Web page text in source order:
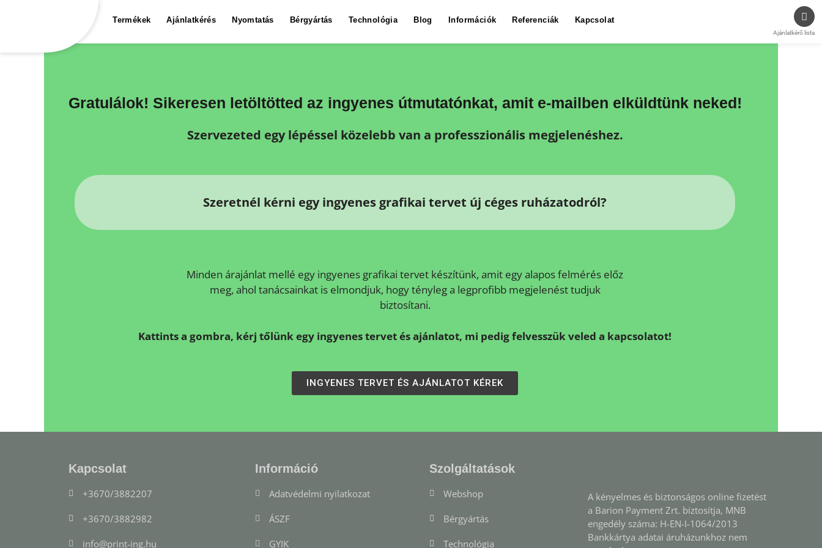
Termékek Ajánlatkérés Nyomtatás Bérgyártás Technológia Blog Információk Referenciák Kapcsolat
Ajánlatkérő lista
Gratulálok! Sikeresen letöltötted az ingyenes útmutatónkat, amit e-mailben elküldtünk neked!
Szervezeted egy lépéssel közelebb van a professzionális megjelenéshez.
Szeretnél kérni egy ingyenes grafikai tervet új céges ruházatodról?
Minden árajánlat mellé egy ingyenes grafikai tervet készítünk, amit egy alapos felmérés előz
meg, ahol tanácsainkat is elmondjuk, hogy tényleg a legprofibb megjelenést tudjuk
biztosítani.
Kattints a gombra, kérj tőlünk egy ingyenes tervet és ajánlatot, mi pedig felvesszük veled a kapcsolatot!
INGYENES TERVET ÉS AJÁNLATOT KÉREK
Kapcsolat
+3670/3882207
+3670/3882982
info@print-ing.hu
Információ
Adatvédelmi nyilatkozat
ÁSZF
GYIK
Szolgáltatások
Webshop
Bérgyártás
Technológia
A kényelmes és biztonságos online fizetést
a Barion Payment Zrt. biztosítja, MNB
engedély száma: H-EN-I-1064/2013
Bankkártya adatai áruházunkhoz nem